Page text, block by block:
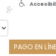
PAGO EN